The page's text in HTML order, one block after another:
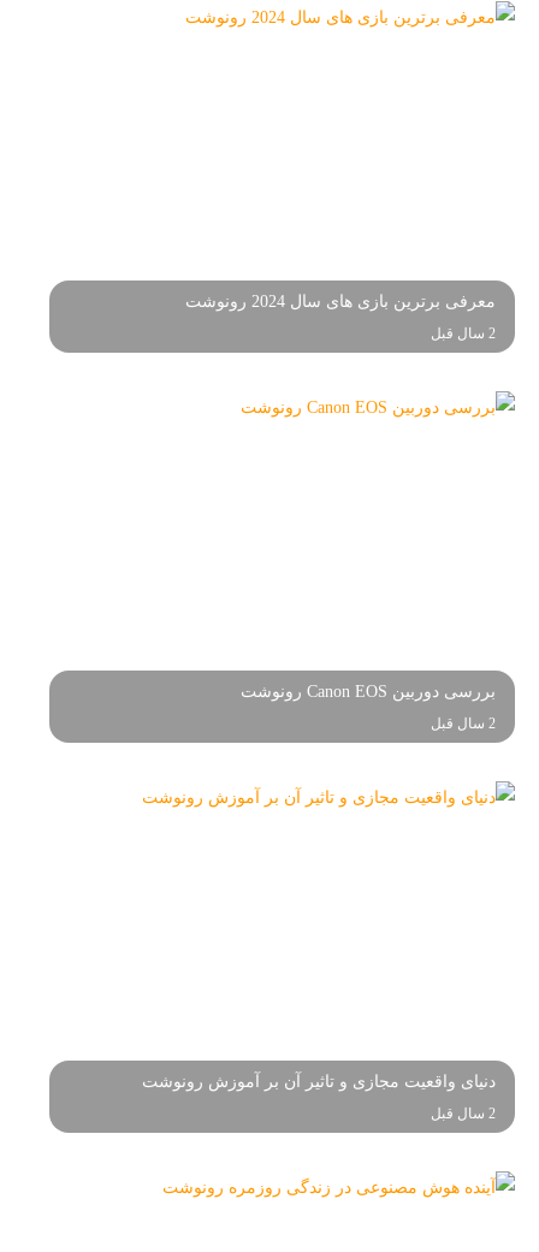
معرفی برترین بازی های سال 2024 رونوشت
2 سال قبل
بررسی دوربین Canon EOS رونوشت
2 سال قبل
دنیای واقعیت مجازی و تاثیر آن بر آموزش رونوشت
2 سال قبل